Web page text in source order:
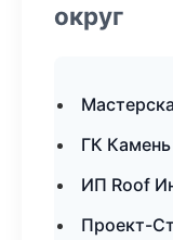
округ
ГК
ИП Roof
Проект-